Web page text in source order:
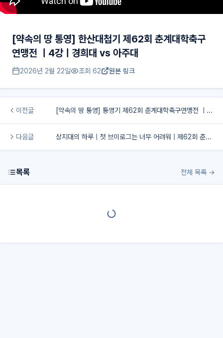
[약속의 땅 통영] 한산대첩기 제62회 춘계대학축구
연맹전 ㅣ4강ㅣ경희대 vs 아주대
2026년 2월 22일 조회 62 원본 링크
이전글 [약속의 땅 통영] 통영기 제62회 춘계대학축구연맹전 ㅣ4강ㅣ전주대 vs 선문대
다음글 상지대의 하루 | 첫 브이로그는 너무 어려워 | 제62회 춘계대학축구연맹전
목록 전체 목록 →